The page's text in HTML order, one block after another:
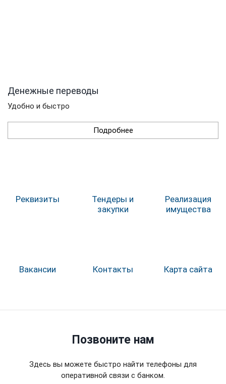
Денежные переводы
Удобно и быстро
Подробнее
Реквизиты
Тендеры и
закупки
Реализация
имущества
Вакансии Контакты Карта сайта
Позвоните нам
Здесь вы можете быстро найти телефоны для
оперативной связи с банком.